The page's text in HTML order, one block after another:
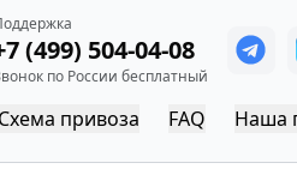
(499) 504-04-08
по России бесплатный
Схема привоза FAQ Наша